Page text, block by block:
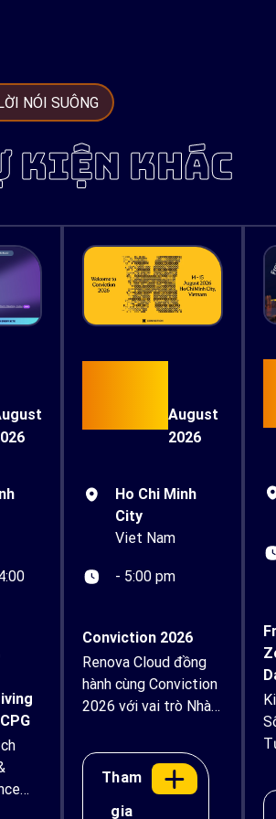
NÓI SUÔNG
KIỆN KHÁC
August
2026
Ho Chi Minh
City
Viet Nam
- 5:00 pm
Conviction 2026
Renova Cloud đồng
hành cùng Conviction
2026 với vai trò Nhà
Cloud tự hào đồng
hành cùng Conviction
2026 – Diễn đàn Kinh
Tham
gia